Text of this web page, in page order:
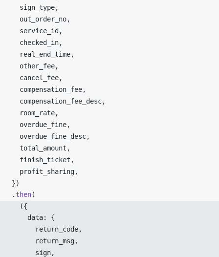
sign_type,
out_order_no,
service_id ,
checked_in,
real_end_time,
other_fee,
cancel_fee,
compensation_fee,
compensation_fee_desc,
room_rate,
overdue_fine,
overdue_fine_desc,
total_amount ,
finish_ticket ,
profit_sharing,
})
. then(
  ({
data: {
return_code,
return_msg,
sign,